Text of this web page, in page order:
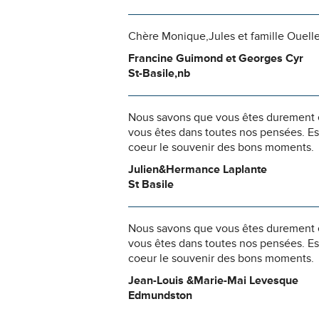
Chère Monique,Jules et famille
Francine Guimond et Georges Cyr
St-Basile,nb
Nous savons que vous êtes
vous êtes dans toutes nos pensées.
coeur le souvenir des bons moments.
Julien&Hermance Laplante
St Basile
Nous savons que vous êtes
vous êtes dans toutes nos pensées.
coeur le souvenir des bons moments.
Jean-Louis &Marie-Mai Levesque
Edmundston